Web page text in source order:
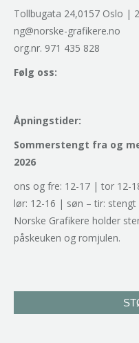
Tollbugata 24,0157 Oslo |
ng@norske-grafikere.no
org.nr. 971 435 828
Følg oss:
Åpningstider:
Sommerstengt fra og
2026
ons og fre: 12-17 | tor 12-
lør: 12-16 | søn – tir: stengt
Norske Grafikere holder
påskeuken og romjulen.